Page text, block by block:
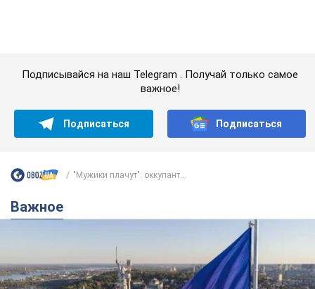
Какой была оригинальная версия гимна
Украины и почему ее боялась Российская
империя: об этом не рассказывают в школе
Государственным символом являются только первый куплет
и припев песни